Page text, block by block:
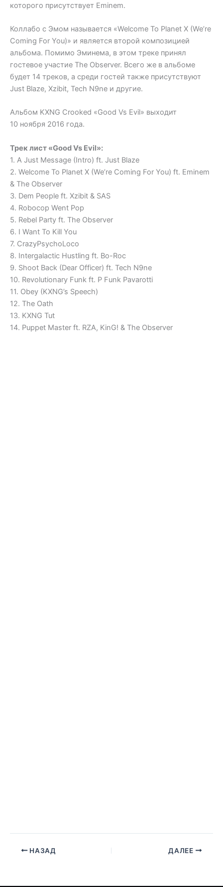
которого присутствует Eminem.
Коллабо с Эмом называется «Welcome To Planet X (We’re
Coming For You)» и является второй композицией
альбома. Помимо Эминема, в этом треке принял
гостевое участие The Observer. Всего же в альбоме
будет 14 треков, а среди гостей также присутствуют
Just Blaze, Xzibit, Tech N9ne и другие.
Альбом KXNG Crooked «Good Vs Evil» выходит
10 ноября 2016 года.
Трек лист «Good Vs Evil»:
1. A Just Message (Intro) ft. Just Blaze
2. Welcome To Planet X (We’re Coming For You) ft. Eminem
& The Observer
3. Dem People ft. Xzibit & SAS
4. Robocop Went Pop
5. Rebel Party ft. The Observer
6. I Want To Kill You
7. CrazyPsychoLoco
8. Intergalactic Hustling ft. Bo-Roc
9. Shoot Back (Dear Officer) ft. Tech N9ne
10. Revolutionary Funk ft. P Funk Pavarotti
11. Obey (KXNG’s Speech)
12. The Oath
13. KXNG Tut
14. Puppet Master ft. RZA, KinG! & The Observer
НАЗАД ДАЛЕЕ